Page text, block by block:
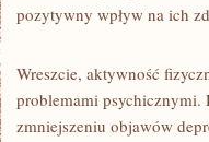
pozytywny wpływ na ich
Wreszcie, aktywność
problemami psychicznymi.
zmniejszeniu objawów